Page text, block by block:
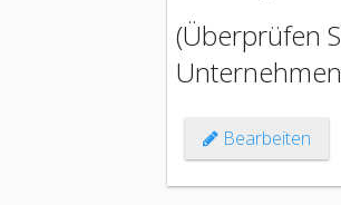
(Überprüfen
Bearbeiten